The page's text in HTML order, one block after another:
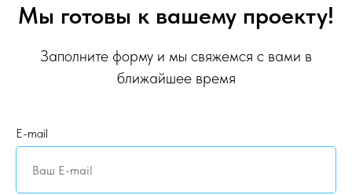
Мы готовы к вашему проекту!
Заполните форму и мы свяжемся с вами в
ближайшее время
E-mail